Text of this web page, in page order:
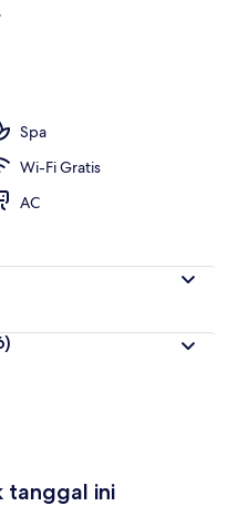
depan properti - sore/malam
Spa
Wi-Fi Gratis
AC
tanggal ini